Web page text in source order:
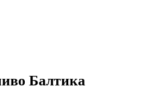
Балтика